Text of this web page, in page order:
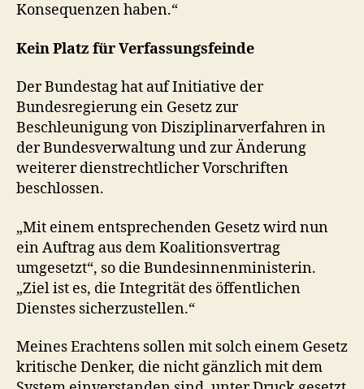
Konsequenzen haben.“
Kein Platz für Verfassungsfeinde
Der Bundestag hat auf Initiative der
Bundesregierung ein Gesetz zur
Beschleunigung von Disziplinarverfahren in
der Bundesverwaltung und zur Änderung
weiterer dienstrechtlicher Vorschriften
beschlossen.
„Mit einem entsprechenden Gesetz wird nun
ein Auftrag aus dem Koalitionsvertrag
umgesetzt“, so die Bundesinnenministerin.
„Ziel ist es, die Integrität des öffentlichen
Dienstes sicherzustellen.“
Meines Erachtens sollen mit solch einem Gesetz
kritische Denker, die nicht gänzlich mit dem